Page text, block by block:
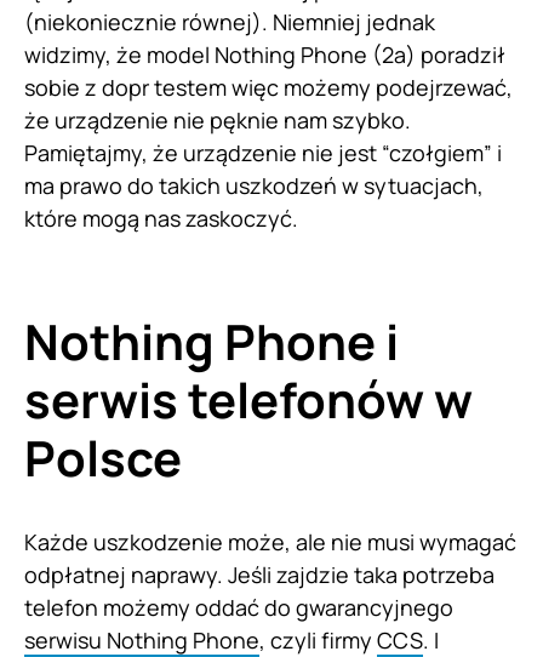
(niekoniecznie równej). Niemniej jednak
widzimy, że model Nothing Phone (2a) poradził
sobie z dopr testem więc możemy podejrzewać,
że urządzenie nie pęknie nam szybko.
Pamiętajmy, że urządzenie nie jest “czołgiem” i
ma prawo do takich uszkodzeń w sytuacjach,
które mogą nas zaskoczyć.
Nothing Phone i
serwis telefonów w
Polsce
Każde uszkodzenie może, ale nie musi wymagać
odpłatnej naprawy. Jeśli zajdzie taka potrzeba
telefon możemy oddać do gwarancyjnego
serwisu Nothing Phone, czyli firmy CCS. I